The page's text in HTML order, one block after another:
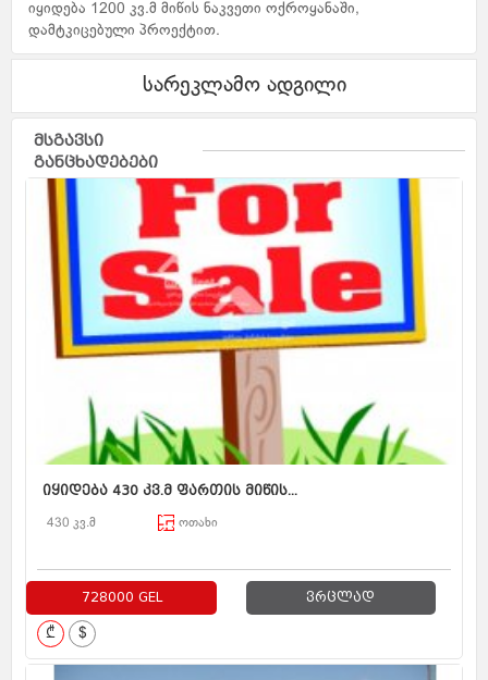
იყიდება 1200 კვ.მ მიწის ნაკვეთი ოქროყანაში,
დამტკიცებული პროექტით.
სარეკლამო ადგილი
მსგავსი
განცხადებები
იყიდება 430 კვ.მ ფართის მიწის...
430 კვ.მ ოთახი
728000 GEL ვრცლად
₾ $